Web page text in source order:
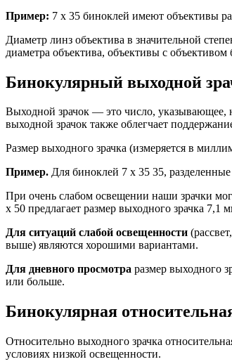
Пример: 7 х 35 биноклей имеют объективы
Диаметр линз объектива в значительной
диаметра объектива, объективы с объективом
Бинокулярный выходной
Выходной зрачок — это число, указывающее, насколько ярким будет объект при просмотре в условиях недостаточной освещенности. Чем больше число, тем ярче изображения. Большой
выходной зрачок также облегчает
Размер выходного зрачка (измеряется в
Пример. Для биноклей 7 x 35 35,
При очень слабом освещении наши зрачки
х 50 предлагает размер выходного зрачка
Для ситуаций слабой освещенности
выше) являются хорошими вариантами.
Для дневного просмотра размер выходного
или больше.
Бинокулярная
Относительно выходного зрачка относительная яркость также измеряет, насколько яркий объект кажется вашим глазам: чем больше число, тем ярче будут отображаться объекты. Это полезно в
условиях низкой освещенности.